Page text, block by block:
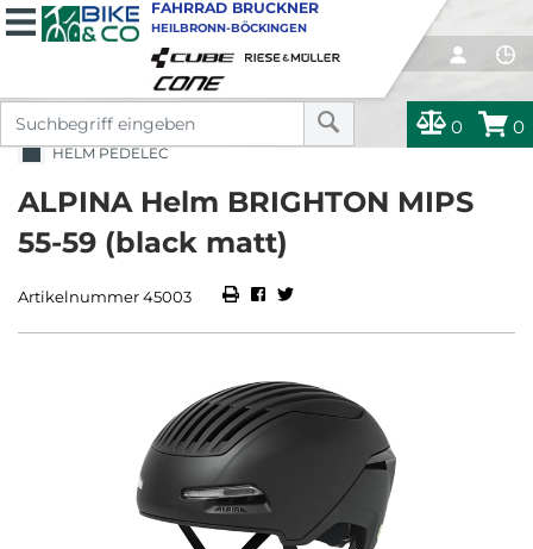
0 0
FAHRRAD BRUCKNER
HEILBRONN-BÖCKINGEN
HELM PEDELEC
ALPINA Helm BRIGHTON MIPS
55-59 (black matt)
Artikelnummer 45003